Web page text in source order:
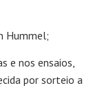
Hummel;
e nos ensaios,
por sorteio a